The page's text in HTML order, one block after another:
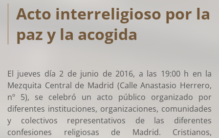
Acto interreligioso por la
paz y la acogida
El jueves día 2 de junio de 2016, a las 19:00 h en la
Mezquita Central de Madrid (Calle Anastasio Herrero,
nº 5), se celebró un acto público organizado por
diferentes instituciones, organizaciones, comunidades
y colectivos representativos de las diferentes
confesiones religiosas de Madrid. Cristianos,